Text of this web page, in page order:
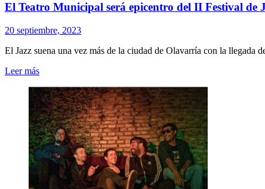
El Teatro Municipal será epicentro del II Festival de
20 septiembre, 2023
El Jazz suena una vez más de la ciudad de Olavarría con la llegada
Leer másLeer
sobre
El
Teatro
Municipal
será
epicentro
del
Festival